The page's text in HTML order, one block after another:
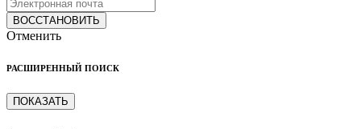
ВОССТАНОВИТЬ
Отменить
РАСШИРЕННЫЙ ПОИСК
ПОКАЗАТЬ